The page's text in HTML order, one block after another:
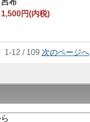
呂布
1,500円(内税)
1-12 / 109 次のページへ